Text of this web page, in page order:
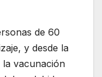
de 60
y desde la
la vacunación